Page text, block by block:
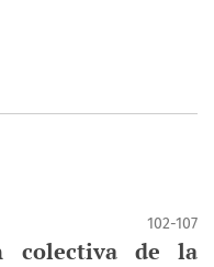
102-107
colectiva de la